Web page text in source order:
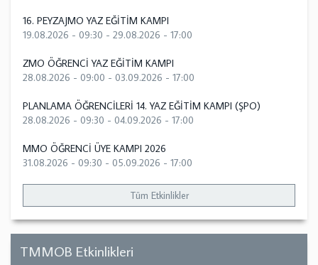
16. PEYZAJMO YAZ EĞİTİM KAMPI
19.08.2026 - 09:30 - 29.08.2026 - 17:00
ZMO ÖĞRENCİ YAZ EĞİTİM KAMPI
28.08.2026 - 09:00 - 03.09.2026 - 17:00
PLANLAMA ÖĞRENCİLERİ 14. YAZ EĞİTİM KAMPI (ŞPO)
28.08.2026 - 09:30 - 04.09.2026 - 17:00
MMO ÖĞRENCİ ÜYE KAMPI 2026
31.08.2026 - 09:30 - 05.09.2026 - 17:00
Tüm Etkinlikler
TMMOB Etkinlikleri